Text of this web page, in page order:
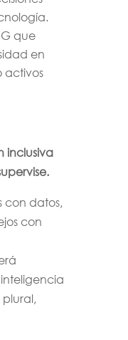
que
en
activos
inclusiva
con datos,
con